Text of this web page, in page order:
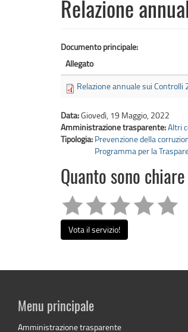
Relazione
Documento principale:
Allegato
Relazione annuale sui Controlli
Data:Giovedì, 19 Maggio, 2022
Amministrazione trasparente:Altri
Tipologia: Prevenzione della
Programma per la
Quanto sono
Vota il servizio!
Menu principale
Amministrazione trasparente